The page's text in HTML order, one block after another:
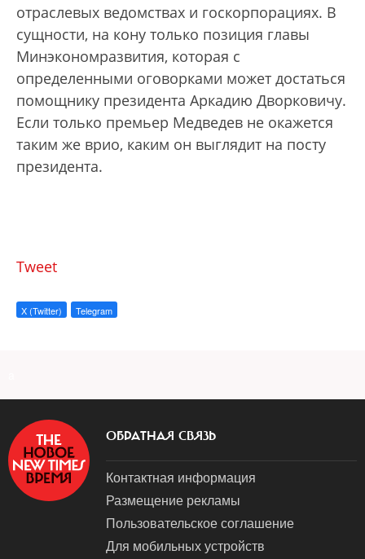
отраслевых ведомствах и госкорпорациях. В
сущности, на кону только позиция главы
Минэкономразвития, которая с
определенными оговорками может достаться
помощнику президента Аркадию Дворковичу.
Если только премьер Медведев не окажется
таким же врио, каким он выглядит на посту
президента.
Tweet
X (Twitter) Telegram
ОБРАТНАЯ СВЯЗЬ
Контактная информация
Размещение рекламы
Пользовательское соглашение
Для мобильных устройств